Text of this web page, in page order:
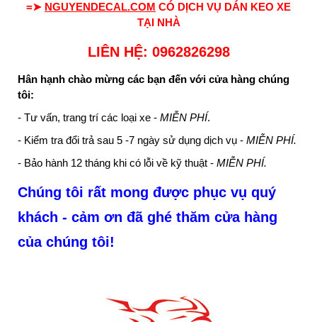
=➤ NGUYENDECAL.COM CÓ DỊCH VỤ DÁN KEO XE
TẠI NHÀ
LIÊN HỆ: 0962826298
Hân hạnh chào mừng các bạn đến với cửa hàng chúng
tôi:
- Tư vấn, trang trí các loại xe - MIỄN PHÍ.
- Kiểm tra đổi trả sau 5 -7 ngày sử dụng dịch vụ - MIỄN PHÍ.
- Bảo hành 12 tháng khi có lỗi về kỹ thuật - MIỄN PHÍ.
Chúng tôi rất mong được phục vụ quý
khách - cảm ơn đã ghé thăm cửa hàng
của chúng tôi!